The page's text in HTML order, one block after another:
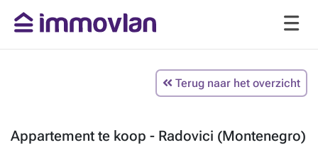
Terug naar het overzicht
Appartement te koop - Radovici (Montenegro)